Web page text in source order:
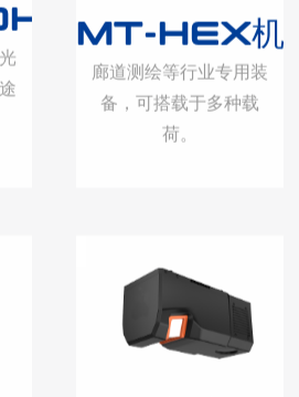
载激光扫描仪
MT-HEX机
廊道测绘等行业专用装
备，可搭载于多种载
荷。